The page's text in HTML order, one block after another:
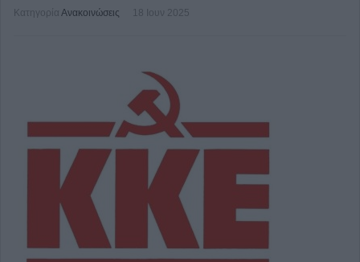
Κατηγορία Ανακοινώσεις 18 Ιουν 2025